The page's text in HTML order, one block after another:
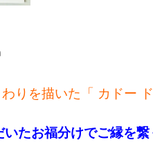
りを描いた「 カドー
いたお福分けでご縁を繋